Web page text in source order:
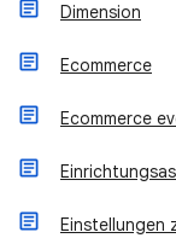
Dimension
Ecommerce
Ecommerce
Einstellungen